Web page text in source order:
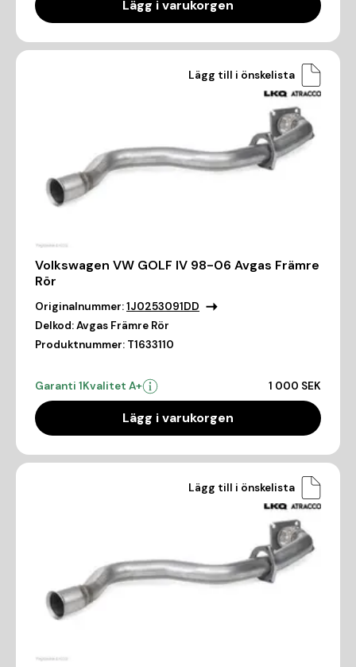
Lägg i varukorgen
Lägg till i önskelista
Volkswagen VW GOLF IV 98-06 Avgas Främre
Rör
Originalnummer:1J0253091DD
Delkod:Avgas Främre Rör
Produktnummer: T1633110
Garanti 1Kvalitet A+ 1 000 SEK
Lägg i varukorgen
Lägg till i önskelista